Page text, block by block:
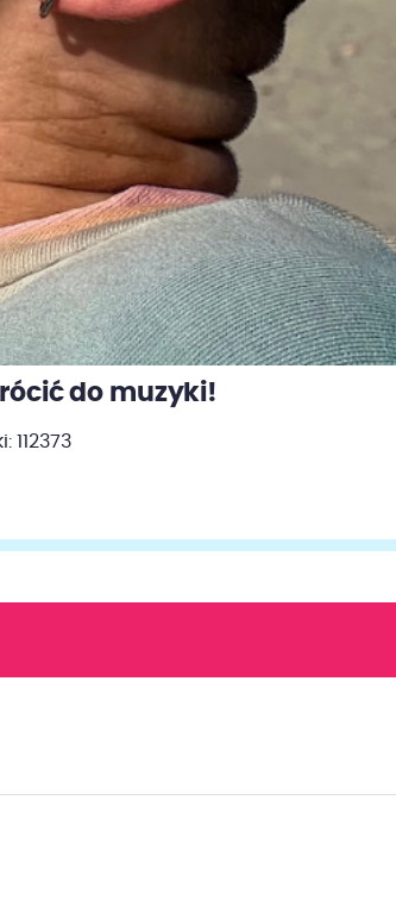
do muzyki!
112373